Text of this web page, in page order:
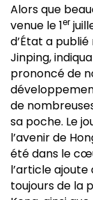
Alors que
venue le 1er
d’État a
Jinping,
prononcé de
de
sa poche. Le
l’avenir de
été dans le
l’article ajoute
toujours de la